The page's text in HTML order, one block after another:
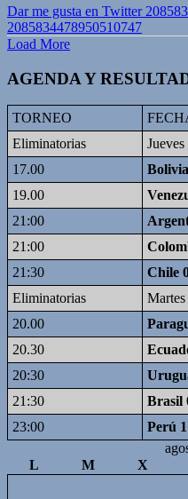
Dar me gusta en Twitter
2085834478950510747
Load More
AGENDA Y
TORNEO
Eliminatorias
17.00
19.00
21:00
21:00
21:30
Chile
Eliminatorias
20.00
20.30
20:30
21:30
Brasil
23:00
Perú
L
M X